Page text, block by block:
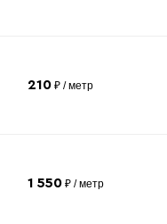
210₽ / метр
1 550₽ / метр